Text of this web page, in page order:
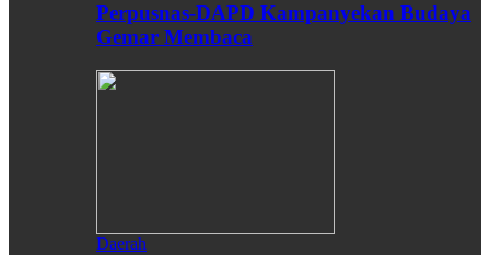
Perpusnas-DAPD Kampanyekan Budaya
Gemar Membaca
Daerah